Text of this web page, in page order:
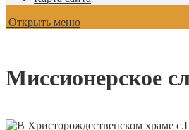
Открыть меню
Миссионерское